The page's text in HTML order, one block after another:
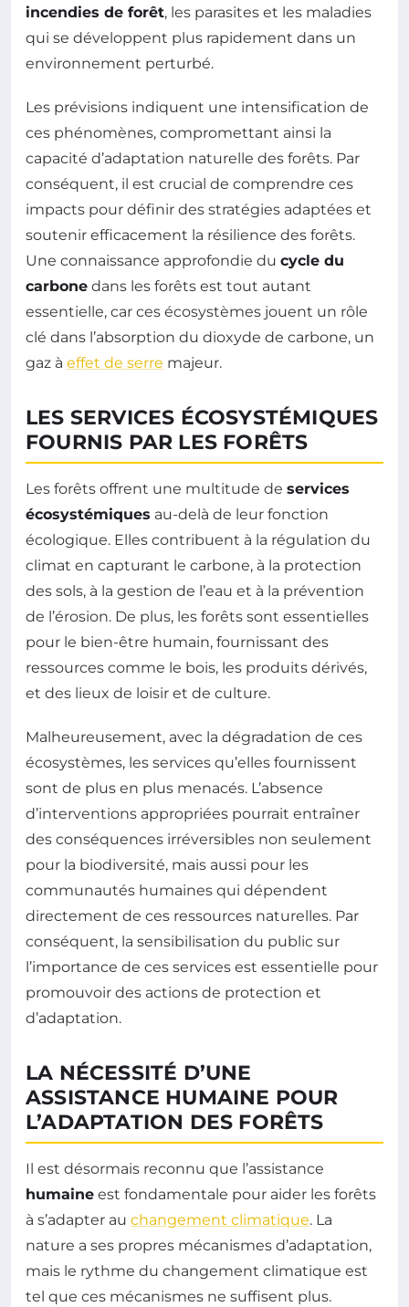
incendies de forêt, les parasites et les maladies
qui se développent plus rapidement dans un
environnement perturbé.
Les prévisions indiquent une intensification de
ces phénomènes, compromettant ainsi la
capacité d’adaptation naturelle des forêts. Par
conséquent, il est crucial de comprendre ces
impacts pour définir des stratégies adaptées et
soutenir efficacement la résilience des forêts.
Une connaissance approfondie du cycle du
carbone dans les forêts est tout autant
essentielle, car ces écosystèmes jouent un rôle
clé dans l’absorption du dioxyde de carbone, un
gaz à effet de serre majeur.
LES SERVICES ÉCOSYSTÉMIQUES
FOURNIS PAR LES FORÊTS
Les forêts offrent une multitude de services
écosystémiques au-delà de leur fonction
écologique. Elles contribuent à la régulation du
climat en capturant le carbone, à la protection
des sols, à la gestion de l’eau et à la prévention
de l’érosion. De plus, les forêts sont essentielles
pour le bien-être humain, fournissant des
ressources comme le bois, les produits dérivés,
et des lieux de loisir et de culture.
Malheureusement, avec la dégradation de ces
écosystèmes, les services qu’elles fournissent
sont de plus en plus menacés. L’absence
d’interventions appropriées pourrait entraîner
des conséquences irréversibles non seulement
pour la biodiversité, mais aussi pour les
communautés humaines qui dépendent
directement de ces ressources naturelles. Par
conséquent, la sensibilisation du public sur
l’importance de ces services est essentielle pour
promouvoir des actions de protection et
d’adaptation.
LA NÉCESSITÉ D’UNE
ASSISTANCE HUMAINE POUR
L’ADAPTATION DES FORÊTS
Il est désormais reconnu que l’assistance
humaine est fondamentale pour aider les forêts
à s’adapter au changement climatique. La
nature a ses propres mécanismes d’adaptation,
mais le rythme du changement climatique est
tel que ces mécanismes ne suffisent plus.